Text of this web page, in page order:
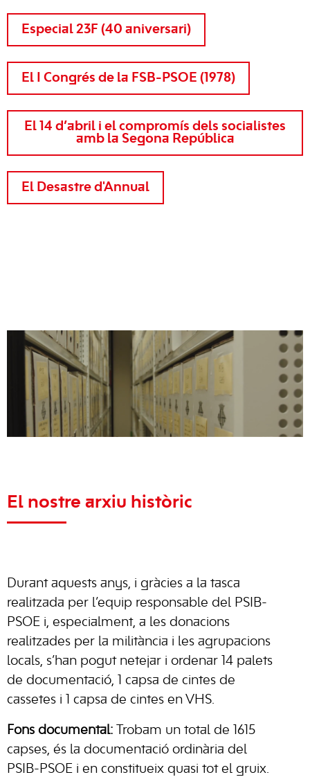
Especial 23F (40 aniversari)
El I Congrés de la FSB-PSOE (1978)
El 14 d’abril i el compromís dels socialistes
amb la Segona República
El Desastre d'Annual
El nostre arxiu històric
Durant aquests anys, i gràcies a la tasca
realitzada per l’equip responsable del PSIB-
PSOE i, especialment, a les donacions
realitzades per la militància i les agrupacions
locals, s’han pogut netejar i ordenar 14 palets
de documentació, 1 capsa de cintes de
cassetes i 1 capsa de cintes en VHS.
Fons documental:
Trobam un total de 1615
capses, és la documentació ordinària del
PSIB-PSOE i en constitueix quasi tot el gruix.